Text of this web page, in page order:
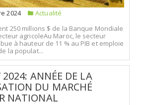
2024
Actualité
250 millions $ de la Banque Mondiale
agricoleAu Maroc, le secteur
à hauteur de 11 % au PIB et emploie
la populat...
2024: ANNÉE DE LA
DU MARCHÉ
NATIONAL